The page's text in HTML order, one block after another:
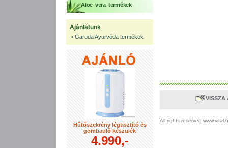
Aloe vera termékek
Ajánlatunk
• Garuda Ayurvéda termékek
Hűtőszekrény légtisztító és
gombaölő készülék
4.990,-
VISSZA
All rights reserved